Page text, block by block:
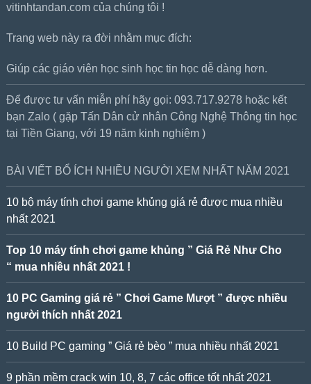
vitinhtandan.com của chúng tôi !
Trang web này ra đời nhằm mục đích:
Giúp các giáo viên học sinh học tin học dễ dàng hơn.
Để được tư vấn miễn phí hãy gọi: 093.717.9278 hoặc kết
bạn Zalo ( gặp Tấn Dân cử nhân Công Nghệ Thông tin học
tại Tiền Giang, với 19 năm kinh nghiệm )
BÀI VIẾT BỔ ÍCH NHIỀU NGƯỜI XEM NHẤT NĂM 2021
10 bộ máy tính chơi game khủng giá rẻ được mua nhiều
nhất 2021
Top 10 máy tính chơi game khủng ” Giá Rẻ Như Cho
“ mua nhiều nhất 2021 !
10 PC Gaming giá rẻ ” Chơi Game Mượt ” được nhiều
người thích nhất 2021
10 Build PC gaming ” Giá rẻ bèo ” mua nhiều nhất 2021
9 phần mềm crack win 10, 8, 7 các office tốt nhất 2021